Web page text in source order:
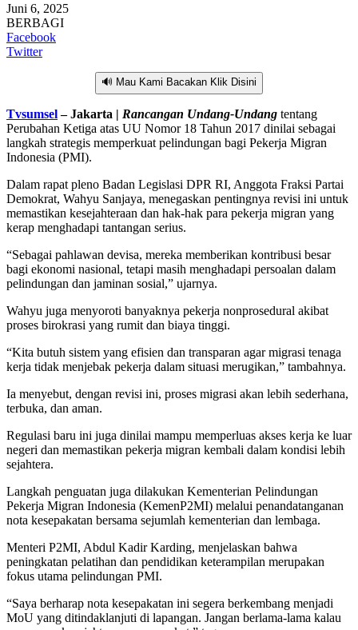
Juni 6, 2025
BERBAGI
Facebook
Twitter
🔊 Mau Kami Bacakan Klik Disini
Tvsumsel– Jakarta | Rancangan Undang-Undang tentang
Perubahan Ketiga atas UU Nomor 18 Tahun 2017 dinilai sebagai
langkah strategis memperkuat pelindungan bagi Pekerja Migran
Indonesia (PMI).
Dalam rapat pleno Badan Legislasi DPR RI, Anggota Fraksi Partai
Demokrat, Wahyu Sanjaya, menegaskan pentingnya revisi ini untuk
memastikan kesejahteraan dan hak-hak para pekerja migran yang
kerap menghadapi tantangan serius.
“Sebagai pahlawan devisa, mereka memberikan kontribusi besar
bagi ekonomi nasional, tetapi masih menghadapi persoalan dalam
pelindungan dan jaminan sosial,” ujarnya.
Wahyu juga menyoroti banyaknya pekerja nonprosedural akibat
proses birokrasi yang rumit dan biaya tinggi.
“Kita butuh sistem yang efisien dan transparan agar migrasi tenaga
kerja tidak menjebak pekerja dalam situasi merugikan,” tambahnya.
Ia menyebut, dengan revisi ini, proses migrasi akan lebih sederhana,
terbuka, dan aman.
Regulasi baru ini juga dinilai mampu memperluas akses kerja ke luar
negeri dan memastikan pekerja migran kembali dalam kondisi lebih
sejahtera.
Langkah penguatan juga dilakukan Kementerian Pelindungan
Pekerja Migran Indonesia (KemenP2MI) melalui penandatanganan
nota kesepakatan bersama sejumlah kementerian dan lembaga.
Menteri P2MI, Abdul Kadir Karding, menjelaskan bahwa
peningkatan pelatihan dan pendidikan keterampilan merupakan
fokus utama pelindungan PMI.
“Saya berharap nota kesepakatan ini segera berkembang menjadi
MoU yang ditindaklanjuti di lapangan. Jangan berlama-lama kalau